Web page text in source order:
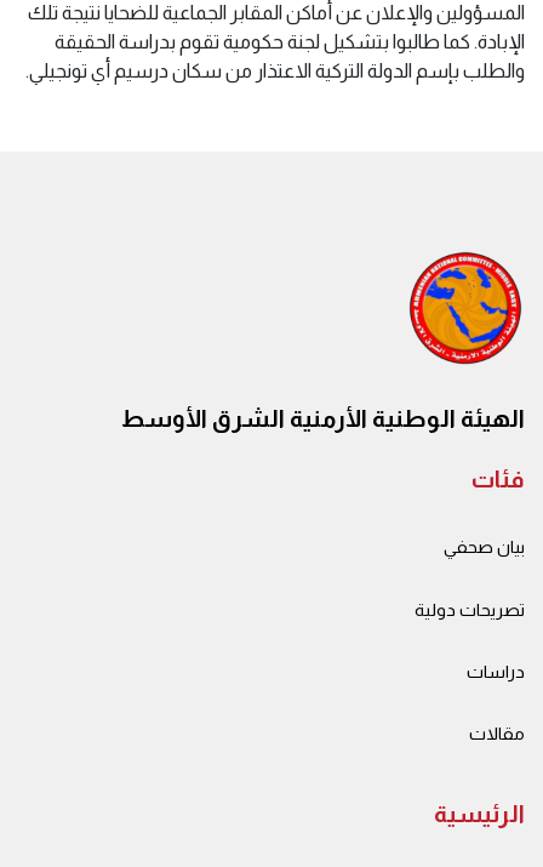
المسؤولين والإعلان عن أماكن المقابر الجماعية للضحايا نتيجة تلك
الإبادة. كما طالبوا بتشكيل لجنة حكومية تقوم بدراسة الحقيقة
والطلب بإسم الدولة التركية الاعتذار من سكان درسيم أي تونجيلي.
الهيئة الوطنية الأرمنية الشرق الأوسط
فئات
بيان صحفي
تصريحات دولية
دراسات
مقالات
الرئيسية